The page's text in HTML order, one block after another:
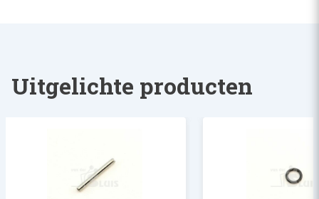
Uitgelichte producten